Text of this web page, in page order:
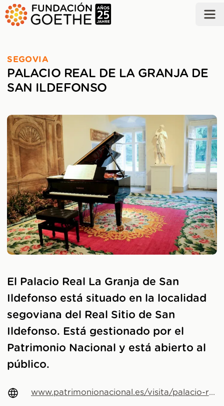
SALTAR AL CONTENIDO PRINCIPAL
SEGOVIA
PALACIO REAL DE LA GRANJA DE
SAN ILDEFONSO
El Palacio Real La Granja de San
Ildefonso está situado en la localidad
segoviana del Real Sitio de San
Ildefonso. Está gestionado por el
Patrimonio Nacional y está abierto al
público.
www.patrimonionacional.es/visita/palacio-real-de-la-granja-de-san-ildefonso